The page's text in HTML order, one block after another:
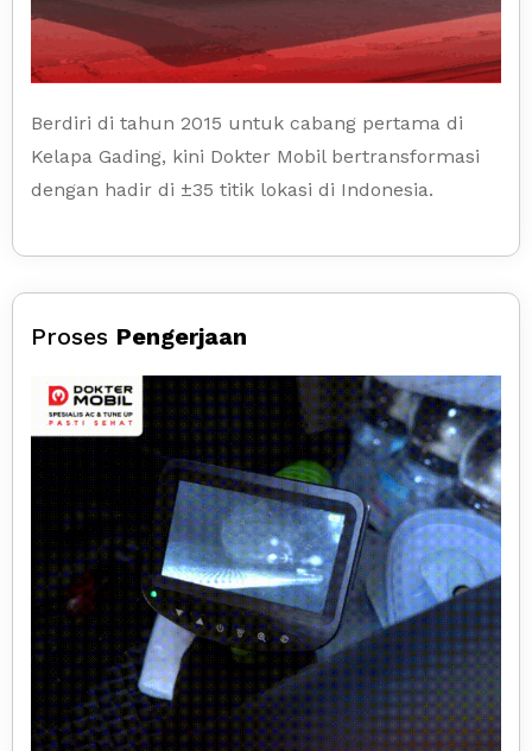
Berdiri di tahun 2015 untuk cabang pertama di
Kelapa Gading, kini Dokter Mobil bertransformasi
dengan hadir di ±35 titik lokasi di Indonesia.
Proses Pengerjaan